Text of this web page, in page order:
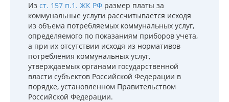
Из ст. 157 п.1. ЖК РФ размер платы за
коммунальные услуги рассчитывается исходя
из объема потребляемых коммунальных услуг,
определяемого по показаниям приборов учета,
а при их отсутствии исходя из нормативов
потребления коммунальных услуг,
утверждаемых органами государственной
власти субъектов Российской Федерации в
порядке, установленном Правительством
Российской Федерации.